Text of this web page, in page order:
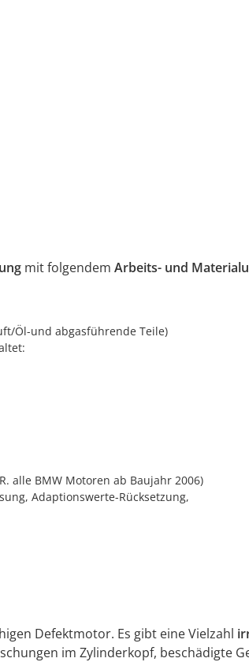
mit folgendem Arbeits- und
Öl-und abgasführende Teile)
alle BMW Motoren ab Baujahr 2006)
Adaptionswerte-Rücksetzung,
Defektmotor. Es gibt eine Vielzahl
im Zylinderkopf, beschädigte